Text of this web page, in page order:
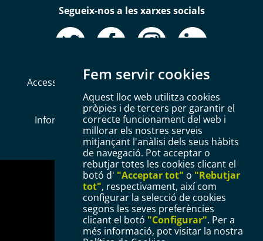
Fem servir cookies
Aquest lloc web utilitza cookies
pròpies i de tercers per garantir el
correcte funcionament del web i
millorar els nostres serveis
mitjançant l'anàlisi dels seus hàbits
de navegació. Pot acceptar o
rebutjar totes les cookies clicant el
botó d' "Acceptar tot" o "Rebutjar
tot", respectivament, així com
configurar la selecció de cookies
segons les seves preferències
clicant el botó "Configurar". Per a
més informació, pot visitar la nostra
Segueix-nos a les xarxes socials
Accessibilitat Mapa web
Política de Cookies
Avís legal
Política de privacitat
Informació Bàsica RGPD
Configurar Cookies
Plaça del Mercadal · 43201 Reus